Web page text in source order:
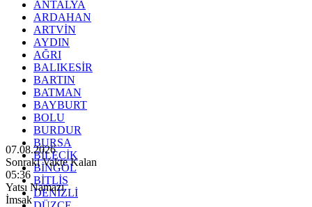
ANTALYA
ARDAHAN
ARTVİN
AYDIN
AĞRI
BALIKESİR
BARTIN
BATMAN
BAYBURT
BOLU
BURDUR
BURSA
BİLECİK
BİNGÖL
BİTLİS
DENİZLİ
07.08.2026
Sonraki Vakte Kalan
05:34
Yatsı Namazı
İmsak